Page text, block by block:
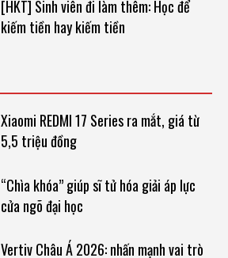
[HKT] Sinh viên đi làm thêm: Học để
kiếm tiền hay kiếm tiền
Xiaomi REDMI 17 Series ra mắt, giá từ
5,5 triệu đồng
“Chìa khóa” giúp sĩ tử hóa giải áp lực
cửa ngõ đại học
Vertiv Châu Á 2026: nhấn mạnh vai trò